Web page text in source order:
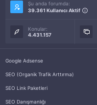
Şu anda forumda:
39.361 Kullanıcı Aktif
Konular:
4.431.157
Google Adsense
SEO (Organik Trafik Arttırma)
SEO Link Paketleri
SEO Danışmanlığı